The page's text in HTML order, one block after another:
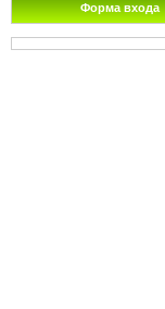
Форма входа